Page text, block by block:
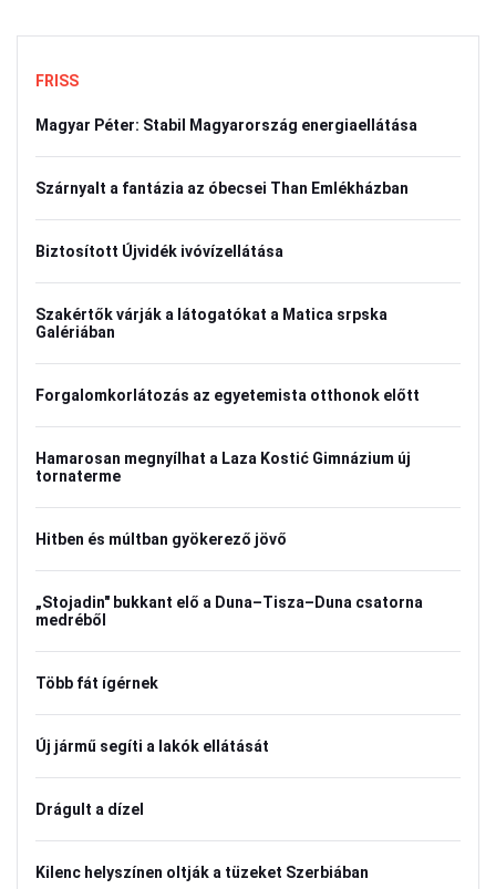
FRISS
Magyar Péter: Stabil Magyarország energiaellátása
Szárnyalt a fantázia az óbecsei Than Emlékházban
Biztosított Újvidék ivóvízellátása
Szakértők várják a látogatókat a Matica srpska
Galériában
Forgalomkorlátozás az egyetemista otthonok előtt
Hamarosan megnyílhat a Laza Kostić Gimnázium új
tornaterme
Hitben és múltban gyökerező jövő
„Stojadin" bukkant elő a Duna–Tisza–Duna csatorna
medréből
Több fát ígérnek
Új jármű segíti a lakók ellátását
Drágult a dízel
Kilenc helyszínen oltják a tüzeket Szerbiában